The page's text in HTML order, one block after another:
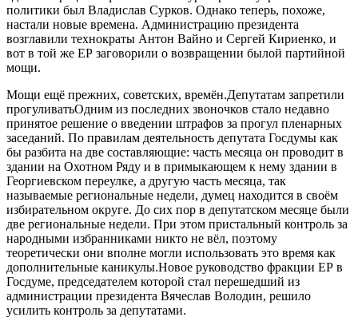
политики был Владислав Сурков. Однако теперь, похоже,
настали новые времена. Администрацию президента
возглавили технократы Антон Вайно и Сергей Кириенко, и
вот в той же ЕР заговорили о возвращении былой партийной
мощи.
Мощи ещё прежних, советских, времён.Депутатам запретили
прогуливатьОдним из последних звоночков стало недавно
принятое решение о введении штрафов за прогул пленарных
заседаний. По правилам деятельность депутата Госдумы как
бы разбита на две составляющие: часть месяца он проводит в
здании на Охотном Ряду и в примыкающем к нему здании в
Георгиевском переулке, а другую часть месяца, так
называемые региональные недели, думец находится в своём
избирательном округе. До сих пор в депутатском месяце были
две региональные недели. При этом пристальный контроль за
народными избранниками никто не вёл, поэтому
теоретически они вполне могли использовать это время как
дополнительные каникулы.Новое руководство фракции ЕР в
Госдуме, председателем которой стал перешедший из
администрации президента Вячеслав Володин, решило
усилить контроль за депутатами.